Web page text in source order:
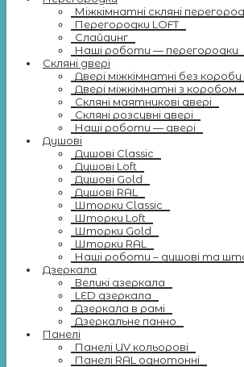
Міжкімнатні скляні
Перегородки LOFT
Слайдинг
Наші роботи — перегородки
Скляні двері
Двері міжкімнатні без коробу
Двері міжкімнатні з коробом
Скляні маятникові двері
Скляні розсувні двері
Наші роботи — двері
Душові
Душові Classic
Душові Loft
Душові Gold
Душові RAL
Шторки Classic
Шторки Loft
Шторки Gold
Шторки RAL
Наші роботи – душові та
Дзеркала
Великі дзеркала
LED дзеркала
Дзеркала в рамі
Дзеркальне панно
Панелі
Панелі UV кольорові
Панелі RAL однотонні